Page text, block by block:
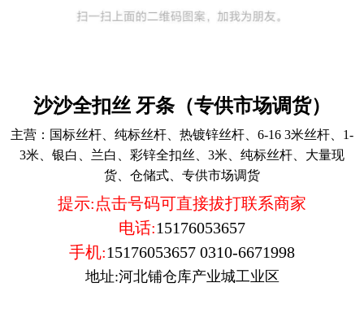
沙沙全扣丝 牙条（专供市场调货）
主营： 国标丝杆、纯标丝杆、热镀锌丝杆、6-16 3米丝杆、1-
3米、银白、兰白、彩锌全扣丝、3米、纯标丝杆、大量现
货、仓储式、专供市场调货
提示:点击号码可直接拔打联系商家
电话:15176053657
手机:15176053657 0310-6671998
地址:河北铺仓库产业城工业区